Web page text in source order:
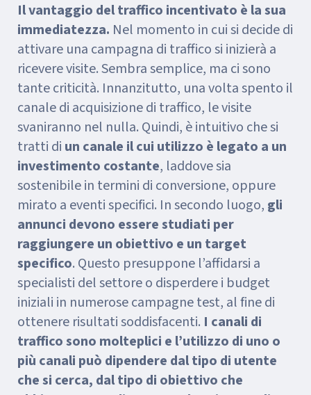
Il vantaggio del traffico incentivato è la sua
immediatezza. Nel momento in cui si decide di
attivare una campagna di traffico si inizierà a
ricevere visite. Sembra semplice, ma ci sono
tante criticità. Innanzitutto, una volta spento il
canale di acquisizione di traffico, le visite
svaniranno nel nulla. Quindi, è intuitivo che si
tratti di un canale il cui utilizzo è legato a un
investimento costante, laddove sia
sostenibile in termini di conversione, oppure
mirato a eventi specifici. In secondo luogo, gli
annunci devono essere studiati per
raggiungere un obiettivo e un target
specifico. Questo presuppone l’affidarsi a
specialisti del settore o disperdere i budget
iniziali in numerose campagne test, al fine di
ottenere risultati soddisfacenti. I canali di
traffico sono molteplici e l’utilizzo di uno o
più canali può dipendere dal tipo di utente
che si cerca, dal tipo di obiettivo che